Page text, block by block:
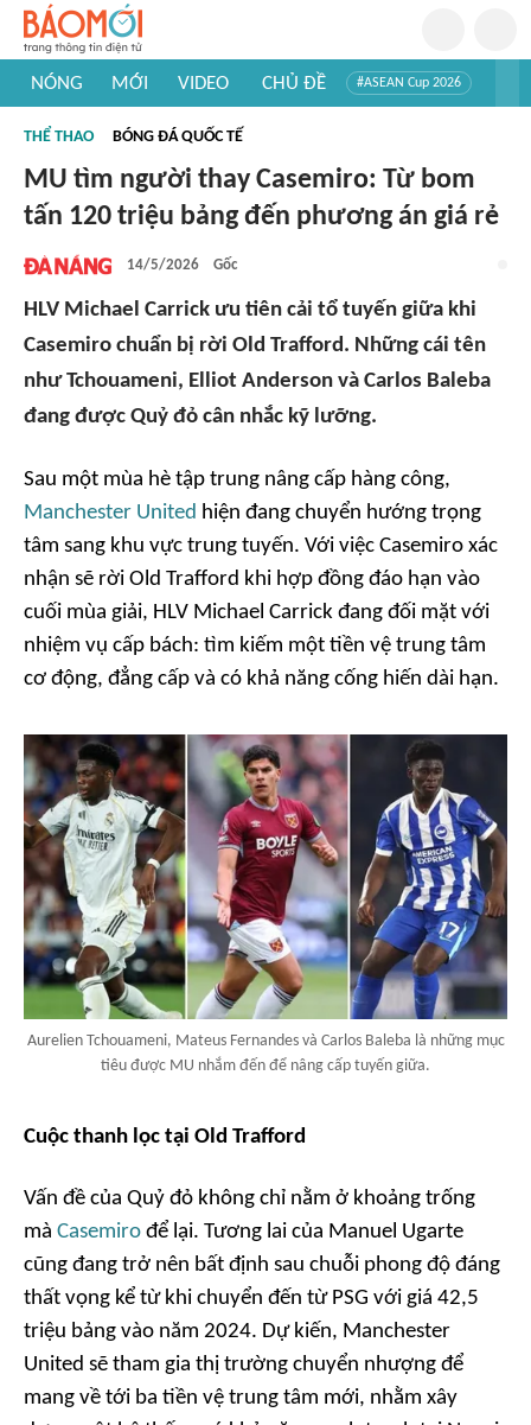
NÓNG MỚI VIDEO CHỦ ĐỀ #ASEAN Cup 2026
#Khám phá thế giới
THỂ THAO BÓNG ĐÁ QUỐC TẾ
MU tìm người thay Casemiro: Từ bom
tấn 120 triệu bảng đến phương án giá rẻ
14/5/2026 Gốc
HLV Michael Carrick ưu tiên cải tổ tuyến giữa khi
Casemiro chuẩn bị rời Old Trafford. Những cái tên
như Tchouameni, Elliot Anderson và Carlos Baleba
đang được Quỷ đỏ cân nhắc kỹ lưỡng.
Sau một mùa hè tập trung nâng cấp hàng công,
Manchester United hiện đang chuyển hướng trọng
tâm sang khu vực trung tuyến. Với việc Casemiro xác
nhận sẽ rời Old Trafford khi hợp đồng đáo hạn vào
cuối mùa giải, HLV Michael Carrick đang đối mặt với
nhiệm vụ cấp bách: tìm kiếm một tiền vệ trung tâm
cơ động, đẳng cấp và có khả năng cống hiến dài hạn.
Aurelien Tchouameni, Mateus Fernandes và Carlos Baleba là những mục
tiêu được MU nhắm đến để nâng cấp tuyến giữa.
Cuộc thanh lọc tại Old Trafford
Vấn đề của Quỷ đỏ không chỉ nằm ở khoảng trống
mà Casemiro để lại. Tương lai của Manuel Ugarte
cũng đang trở nên bất định sau chuỗi phong độ đáng
thất vọng kể từ khi chuyển đến từ PSG với giá 42,5
triệu bảng vào năm 2024. Dự kiến, Manchester
United sẽ tham gia thị trường chuyển nhượng để
mang về tới ba tiền vệ trung tâm mới, nhằm xây